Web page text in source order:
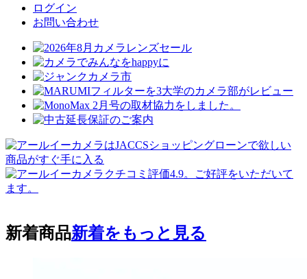
ログイン
お問い合わせ
新着商品新着をもっと見る